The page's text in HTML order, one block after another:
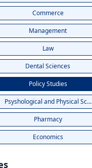
Commerce
Management
Law
Dental Sciences
Policy Studies
Psyshological and Physical Sc...
Pharmacy
Economics